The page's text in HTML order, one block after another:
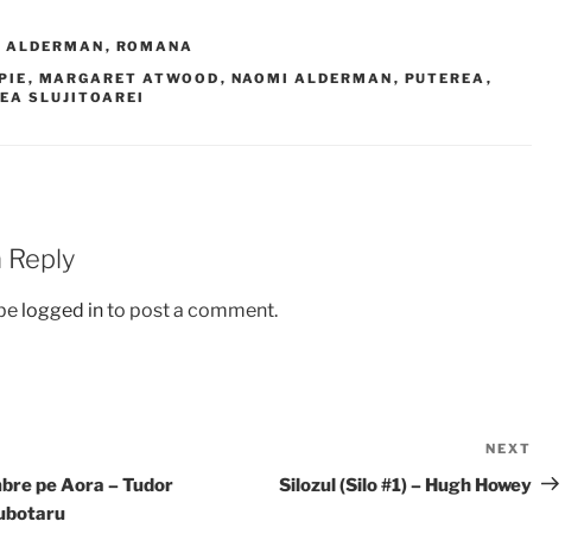
ALDERMAN , ROMANA
, MARGARET ATWOOD , NAOMI ALDERMAN , PUTEREA ,
SLUJITOAREI
Reply
logged into post a comment.
pe Aora – Tudor
Post
NEXT
Silozul (Silo #1) – Hugh Howey